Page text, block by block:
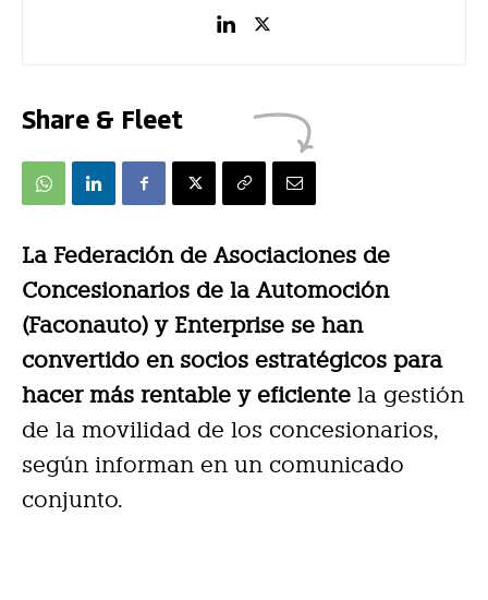
Share & Fleet
La Federación de Asociaciones de
Concesionarios de la Automoción
(Faconauto) y Enterprise se han
convertido en socios estratégicos para
hacer más rentable y eficiente la gestión
de la movilidad de los concesionarios,
según informan en un comunicado
conjunto.